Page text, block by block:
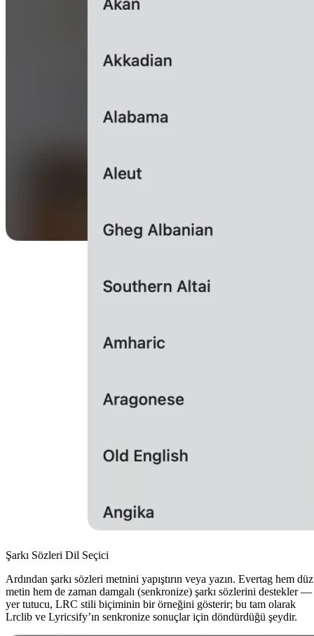
Şarkı Sözleri Dil Seçici
Ardından şarkı sözleri metnini yapıştırın veya yazın. Evertag hem düz
metin hem de zaman damgalı (senkronize) şarkı sözlerini destekler —
yer tutucu, LRC stili biçiminin bir örneğini gösterir; bu tam olarak
Lrclib ve Lyricsify’ın senkronize sonuçlar için döndürdüğü şeydir.